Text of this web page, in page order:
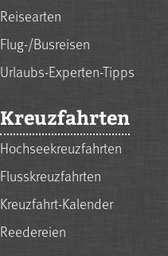
Reisearten
Flug-/Busreisen
Urlaubs-Experten-Tipps
Kreuzfahrten
Hochseekreuzfahrten
Flusskreuzfahrten
Kreuzfahrt-Kalender
Reedereien